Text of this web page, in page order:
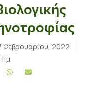
Φεβρουαρίου, 2022
πμ